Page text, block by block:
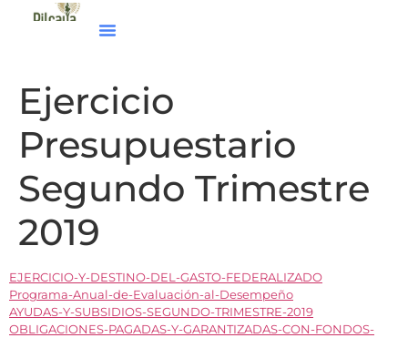
Ejercicio
Presupuestario
Segundo Trimestre
2019
EJERCICIO-Y-DESTINO-DEL-GASTO-FEDERALIZADO
Programa-Anual-de-Evaluación-al-Desempeño
AYUDAS-Y-SUBSIDIOS-SEGUNDO-TRIMESTRE-2019
OBLIGACIONES-PAGADAS-Y-GARANTIZADAS-CON-FONDOS-